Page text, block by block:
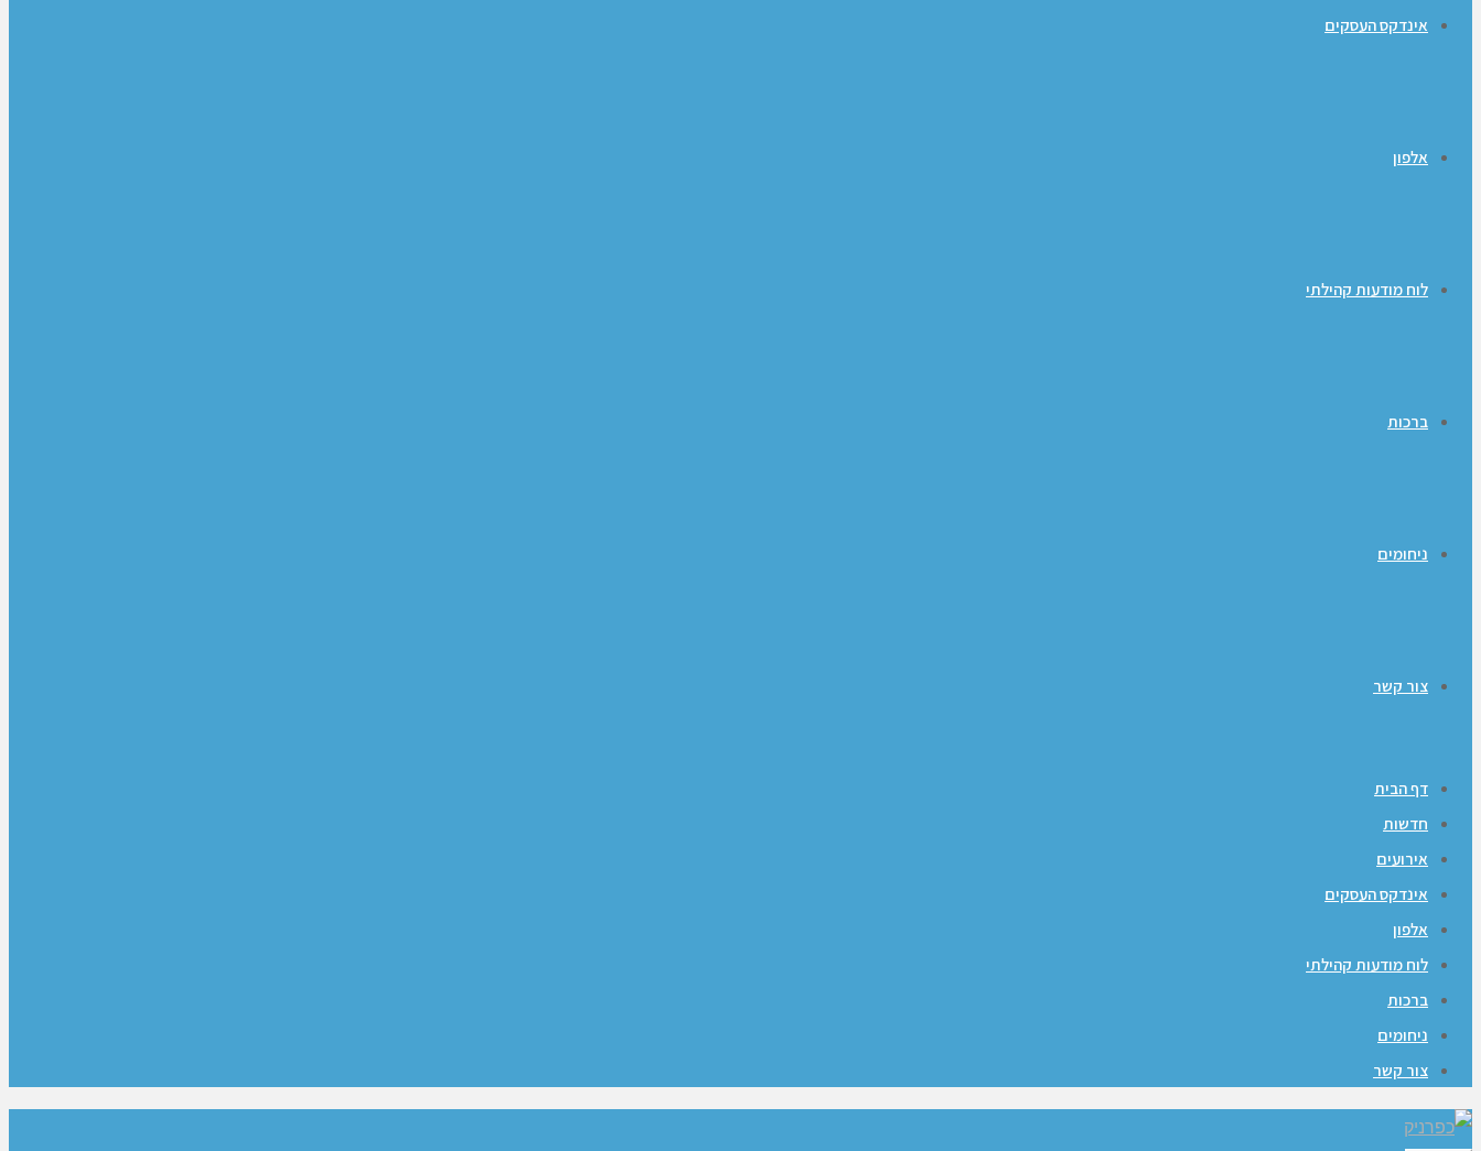
אינדקס העסקים
אלפון
לוח מודעות קהילתי
ברכות
ניחומים
צור קשר
דף הבית
חדשות
אירועים
אינדקס העסקים
אלפון
לוח מודעות קהילתי
ברכות
ניחומים
צור קשר